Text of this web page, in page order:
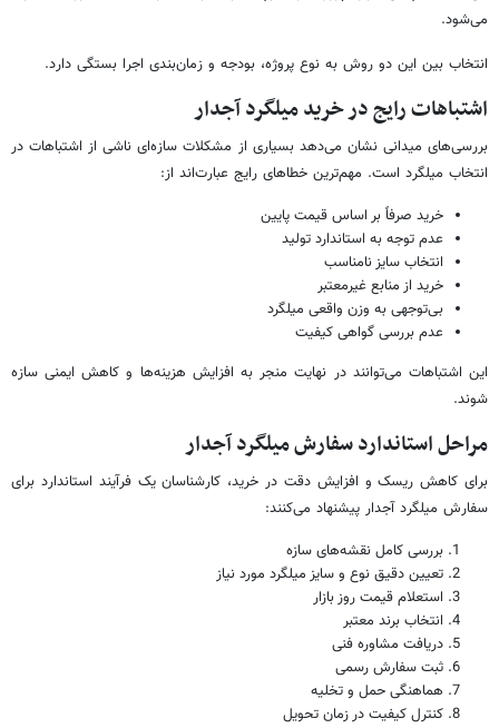
می‌شود.
انتخاب بین این دو روش به نوع پروژه، بودجه و زمان‌بندی اجرا بستگی دارد.
اشتباهات رایج در خرید میلگرد آجدار
بررسی‌های میدانی نشان می‌دهد بسیاری از مشکلات سازه‌ای ناشی از اشتباهات در
انتخاب میلگرد است. مهم‌ترین خطاهای رایج عبارت‌اند از:
خرید صرفاً بر اساس قیمت پایین
عدم توجه به استاندارد تولید
انتخاب سایز نامناسب
خرید از منابع غیرمعتبر
بی‌توجهی به وزن واقعی میلگرد
عدم بررسی گواهی کیفیت
این اشتباهات می‌توانند در نهایت منجر به افزایش هزینه‌ها و کاهش ایمنی سازه
شوند.
مراحل استاندارد سفارش میلگرد آجدار
برای کاهش ریسک و افزایش دقت در خرید، کارشناسان یک فرآیند استاندارد برای
سفارش میلگرد آجدار پیشنهاد می‌کنند:
بررسی کامل نقشه‌های سازه
تعیین دقیق نوع و سایز میلگرد مورد نیاز
استعلام قیمت روز بازار
انتخاب برند معتبر
دریافت مشاوره فنی
ثبت سفارش رسمی
هماهنگی حمل و تخلیه
کنترل کیفیت در زمان تحویل